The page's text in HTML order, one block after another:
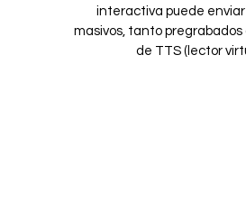
interactiva puede
masivos, tanto pregrabados
de TTS (lector